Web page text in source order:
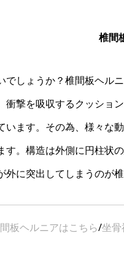
椎間
でしょうか？椎間板ヘル
衝撃を吸収するクッショ
います。その為、様々な
す。構造は外側に円柱状
に突出してしまうのが椎
板ヘルニアはこちら/坐骨